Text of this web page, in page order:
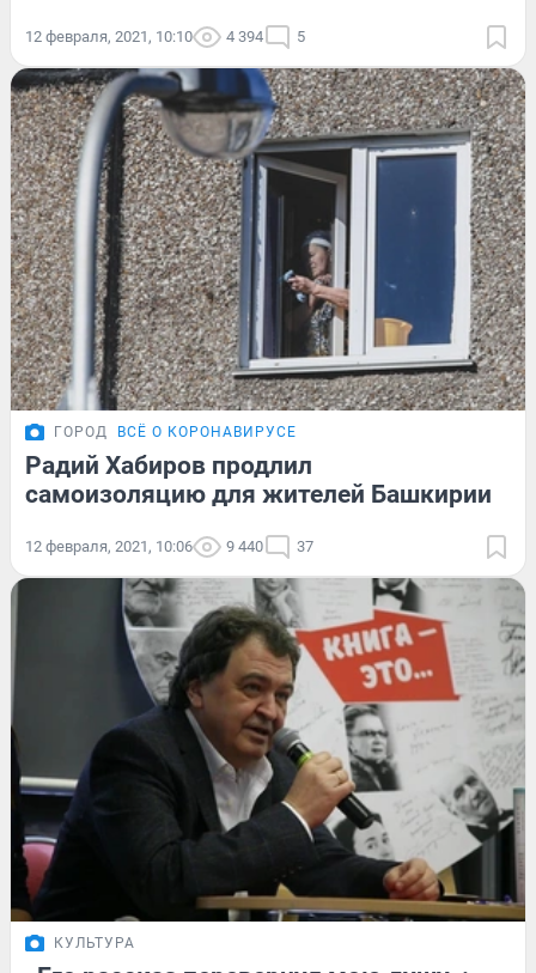
12 февраля, 2021, 10:10 4 394 5
ГОРОД ВСЁ О КОРОНАВИРУСЕ
Радий Хабиров продлил
самоизоляцию для жителей Башкирии
12 февраля, 2021, 10:06 9 440 37
КУЛЬТУРА